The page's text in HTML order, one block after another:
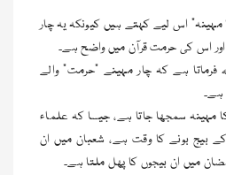
اس لیے کہتے ہیں کیونکہ یہ چار
اس کی حرمت قرآن میں واضح ہے۔
فرماتا ہے کہ چار مہینے “حرمت” والے
ہے۔
مہینہ سمجھا جاتا ہے، جیسا کہ علماء
بیج بونے کا وقت ہے، شعبان میں ان
میں ان بیجوں کا پھل ملتا ہے۔